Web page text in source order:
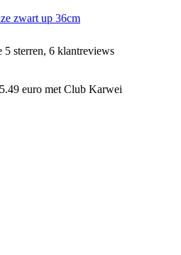
zwart up 36cm
5 sterren, 6 klantreviews
euro met Club Karwei